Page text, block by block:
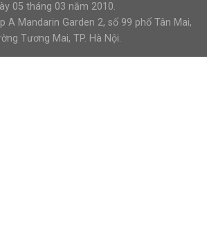
05 tháng 03 năm 2010.
A Mandarin Garden 2, số 99 phố Tân Mai,
Tương Mai, TP. Hà Nội.